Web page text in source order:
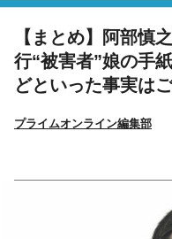
【まとめ】阿部
行“被害者”娘の手
どといった事実は
プライムオンライン編集部